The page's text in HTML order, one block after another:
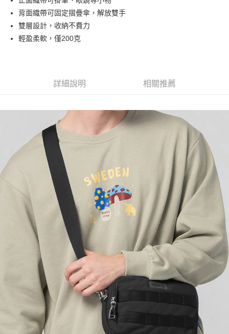
【大哥付你分期使用說明】
1.本服務由台灣大哥大提供，台灣大哥大用戶可立即使用無須另外申請。
2.付款方式選擇「大哥付你分期」，訂單成立後會自動跳轉到大哥付的交易
流程，驗證手機門號後，選擇欲分期的期數、繳款截止日，確認付款後即完
成交易。
【繳款方式說明】
2.透過簡訊連結打開帳單後，可選擇「超商條碼／台灣大直營門市／銀行轉
帳／街口支付／iPASS MONEY」等通路繳費。
【注意事項】
1.本服務係由「台灣大哥大股份有限公司」（以下簡稱本公司）所提供，讓
用戶於交易時，得透過本服務購買商品或服務，並由商店將買賣／分期付款
買賣價金債權讓與本公司後，依約使用本公司帳單繳交帳款。
2.基於同意付款使用「大哥付你分期」之契約關係目的，商店將以您的個人
資料（包含姓名、電話或地址）提供予台灣大哥大進項蒐集、處理及利用，
由本公司與您本人進行分期帳單所需資料之確認、核對及更正。
3.完整用戶服務條款，請詳閱以下連結：
https://oppay.tw/userRule
AFTEE先享後付
相關說明
【關於「AFTEE先享後付」】
AFTEE先享後付是「在收到商品之後才付款」的支付方式。 讓您購物簡單
３．安心：先確認商品／服務後，再付款。
結帳頁面，進行簡訊認證並確認金額後，即可完成結帳。
２．訂單成立數日內，您將收到繳費通知簡訊。
３．收到繳費通知簡訊後14天內，點擊此簡訊中的連結，可透過四大超商／
ATM／網路銀行／等多元方式進行付款，方視為交易完成。
※ 請注意：結帳手續完成當下不需立刻繳費，但若您需要取消訂單，請聯絡
購買商品的店家。未經商家同意取消之訂單仍視為有效，需透過AFTEE先享
後付繳納相關費用。
※ 交易是否成功請以「AFTEE先享後付 」之結帳頁面顯示為準，若有關於
是否繳費成功／繳費後需取消欲退款等相關疑問，請聯繫「AFTEE先享後付
客戶支援中心」
https://netprotections.freshdesk.com/support/home
【注意事項】
１．透過由恩沛科技股份有限公司提供之「AFTEE先享後付」服務完成之交
易，需依本服務之必要範圍內提供個人資料，並將交易相關給付款項請求債
權轉讓予恩沛科技股份有限公司。
２．關於個人資料處理事宜，請瀏覽以下網址：
https://aftee.tw/terms/#terms3
３．未成年的使用者請事先徵得法定代理人或監護人之同意方可使用
「AFTEE先享後付」，若未經同意申辦者引起之損失，本公司不負相關責
４．使用「AFTEE先享後付」時，將依據個別帳號之用戶狀況，依本公司即
時審查核予不同之上限額度；若仍有額度不足之情形，本公司將視審查結果
請求用戶進行身份認證。
５．嚴禁一人註冊多個帳號或使用他人資訊註冊。若發現惡意使用之情形，
ATM付款
付款後全家取貨
每筆NT$70，滿NT$899(含以上)免運費
宅配
每筆NT$100，滿NT$1,000(含以上)免運費
京站台北店客服中心(1F星巴克旁) 即日起不提供京站紙袋，取件時
請自備購物袋，若需購買紙袋可現場詢問
免運費
背面織帶可固定摺疊傘，解放雙手
雙層設計，收納不費力
輕盈柔軟，僅200克
詳細說明 相關推薦